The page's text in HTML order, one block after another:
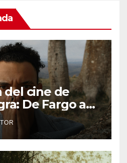
del cine de
De Fargo a